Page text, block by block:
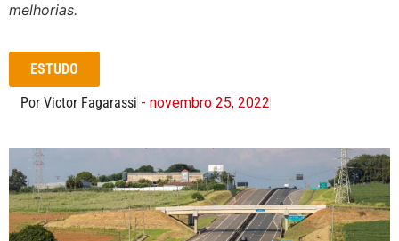
melhorias.
ESTUDO
Por Victor Fagarassi - novembro 25, 2022